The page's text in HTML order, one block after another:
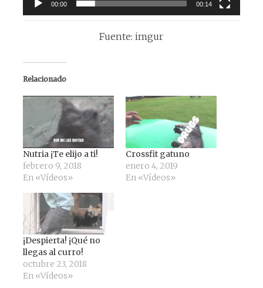
00:00 00:14
Fuente: imgur
Relacionado
Nutria ¡Te elijo a ti!
febrero 9, 2018
En «Vídeos»
Crossfit gatuno
enero 4, 2019
En «Vídeos»
¡Despierta! ¡Qué no
llegas al curro!
octubre 23, 2018
En «Vídeos»